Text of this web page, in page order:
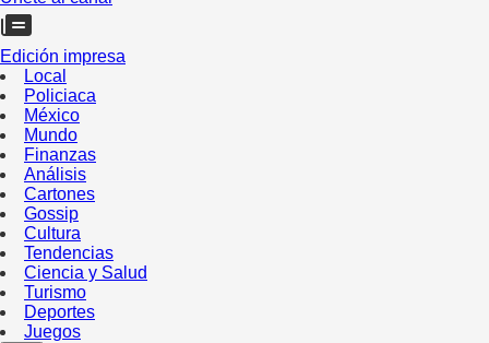
Edición impresa
Local
Policiaca
México
Mundo
Finanzas
Análisis
Cartones
Gossip
Cultura
Tendencias
Ciencia y Salud
Turismo
Deportes
Juegos